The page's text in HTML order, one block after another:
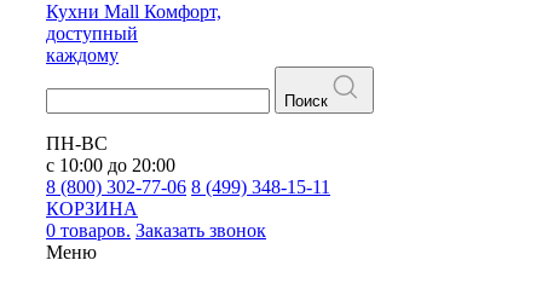
Кухни Mall Комфорт,
доступный
каждому
Поиск
ПН-ВС
с 10:00 до 20:00
8 (800) 302-77-06 8 (499) 348-15-11
КОРЗИНА
0 товаров. Заказать звонок
Меню